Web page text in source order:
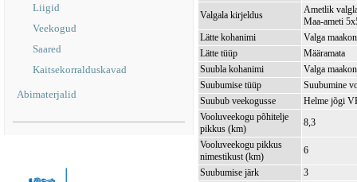
Liigid
Veekogud
Saared
Kaitsekorralduskavad
Abimaterjalid
Valgala kirjeldus
Ametlik
Maa-ameti
Lätte kohanimi
Valga
Lätte tüüp
Määramata
Suubla kohanimi
Valga
Suubumise tüüp
Suubumine
Suubub veekogusse
Helme jõgi
Vooluveekogu põhitelje
pikkus (km)
8,3
Vooluveekogu pikkus
nimestikust (km)
6
Suubumise järk
3